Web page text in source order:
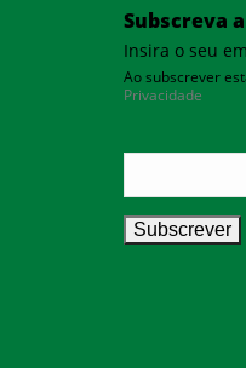
Subscreva
Insira o seu
Ao subscrever
Privacidade